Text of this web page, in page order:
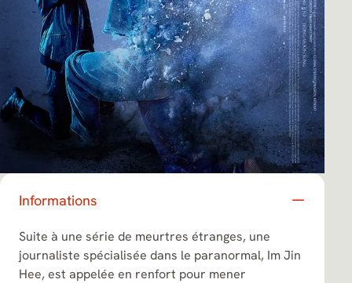
Informations
Suite à une série de meurtres étranges, une
journaliste spécialisée dans le paranormal, Im Jin
Hee, est appelée en renfort pour mener